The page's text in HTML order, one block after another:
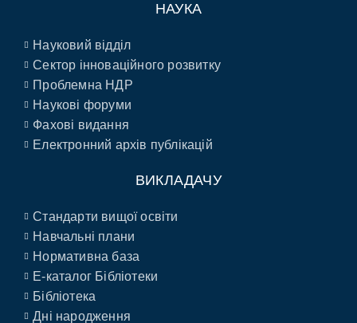
НАУКА
Науковий відділ
Сектор інноваційного розвитку
Проблемна НДР
Наукові форуми
Фахові видання
Електронний архів публікацій
ВИКЛАДАЧУ
Стандарти вищої освіти
Навчальні плани
Нормативна база
E-каталог Бібліотеки
Бібліотека
Дні народження